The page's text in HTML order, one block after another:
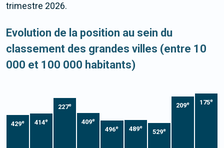
trimestre 2026.
Evolution de la position au sein du
classement des grandes villes (entre 10
000 et 100 000 habitants)
429e 414e
227e
409e
496e 489e
529e
209e 175e